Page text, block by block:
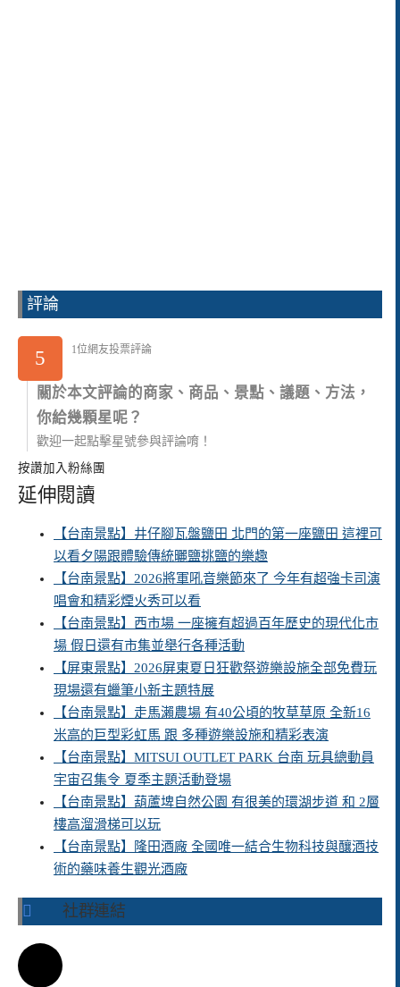
評論
5 1位網友投票評論
關於本文評論的商家、商品、景點、議題、方法，
你給幾顆星呢？
歡迎一起點擊星號參與評論唷！
按讚加入粉絲團
延伸閱讀
【台南景點】井仔腳瓦盤鹽田 北門的第一座鹽田 這裡可
以看夕陽跟體驗傳統曬鹽挑鹽的樂趣
【台南景點】2026將軍吼音樂節來了 今年有超強卡司演
唱會和精彩煙火秀可以看
【台南景點】西市場 一座擁有超過百年歷史的現代化市
場 假日還有市集並舉行各種活動
【屏東景點】2026屏東夏日狂歡祭遊樂設施全部免費玩
現場還有蠟筆小新主題特展
【台南景點】走馬瀨農場 有40公頃的牧草草原 全新16
米高的巨型彩虹馬 跟 多種遊樂設施和精彩表演
【台南景點】MITSUI OUTLET PARK 台南 玩具總動員
宇宙召集令 夏季主題活動登場
【台南景點】葫蘆埤自然公園 有很美的環湖步道 和 2層
樓高溜滑梯可以玩
【台南景點】隆田酒廠 全國唯一結合生物科技與釀酒技
術的藥味養生觀光酒廠
社群連結